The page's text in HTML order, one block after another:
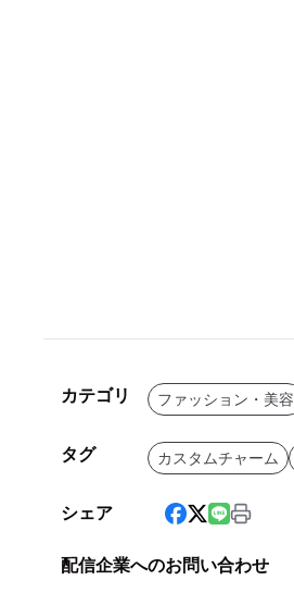
カテゴリ ファッション・美容
タグ カスタムチャーム
シェア
配信企業へのお問い合わせ